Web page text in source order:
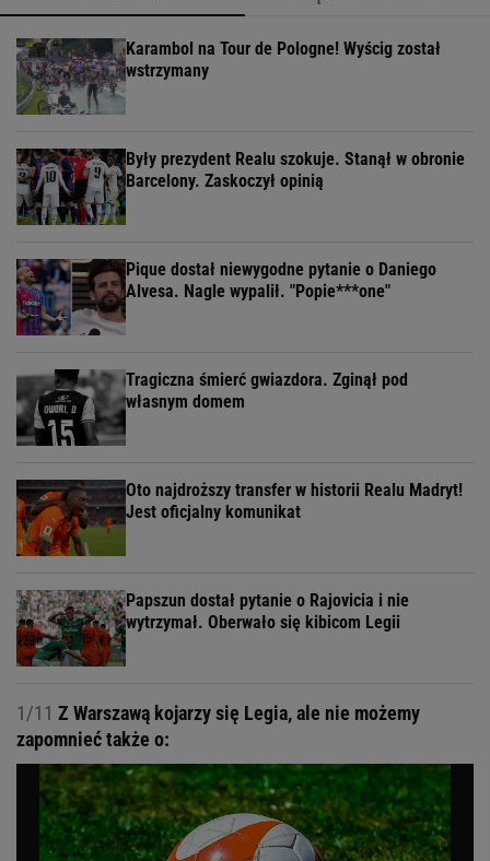
Karambol na Tour de Pologne! Wyścig został
wstrzymany
Były prezydent Realu szokuje. Stanął w obronie
Barcelony. Zaskoczył opinią
Pique dostał niewygodne pytanie o Daniego
Alvesa. Nagle wypalił. "Popie***one"
Tragiczna śmierć gwiazdora. Zginął pod
własnym domem
Oto najdroższy transfer w historii Realu Madryt!
Jest oficjalny komunikat
Papszun dostał pytanie o Rajovicia i nie
wytrzymał. Oberwało się kibicom Legii
1/11 Z Warszawą kojarzy się Legia, ale nie możemy
zapomnieć także o: